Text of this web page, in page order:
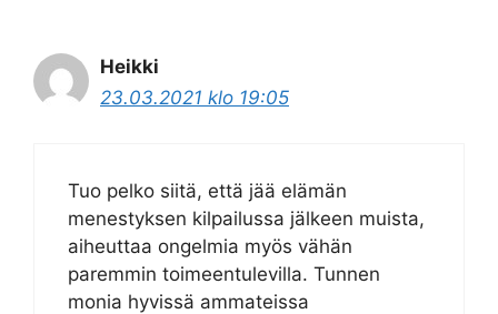
Heikki
23.03.2021 klo 19:05
Tuo pelko siitä, että jää elämän
menestyksen kilpailussa jälkeen muista,
aiheuttaa ongelmia myös vähän
paremmin toimeentulevilla. Tunnen
monia hyvissä ammateissa